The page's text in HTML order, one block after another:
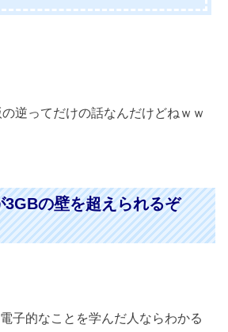
逆ってだけの話なんだけどねｗｗ
3GBの壁を超えられるぞ
子的なことを学んだ人ならわかる